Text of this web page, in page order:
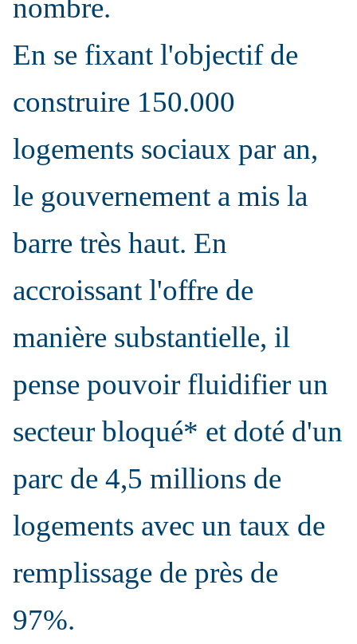
nombre.
En se fixant l'objectif de
construire 150.000
logements sociaux par an,
le gouvernement a mis la
barre très haut. En
accroissant l'offre de
manière substantielle, il
pense pouvoir fluidifier un
secteur bloqué* et doté d'un
parc de 4,5 millions de
logements avec un taux de
remplissage de près de
97%.